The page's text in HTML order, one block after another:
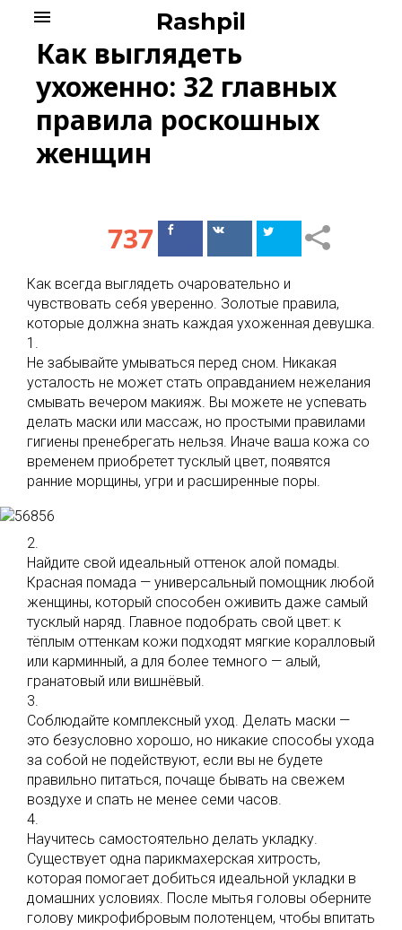
content
Rashpil
menu
Как выглядеть
ухоженно: 32 главных
правила роскошных
женщин
737
ПоделитьсяПоделиться
Как всегда выглядеть очаровательно и
чувствовать себя уверенно. Золотые правила,
которые должна знать каждая ухоженная девушка.
1.
Не забывайте умываться перед сном. Никакая
усталость не может стать оправданием нежелания
смывать вечером макияж. Вы можете не успевать
делать маски или массаж, но простыми правилами
гигиены пренебрегать нельзя. Иначе ваша кожа со
временем приобретет тусклый цвет, появятся
ранние морщины, угри и расширенные поры.
2.
Найдите свой идеальный оттенок алой помады.
Красная помада — универсальный помощник любой
женщины, который способен оживить даже самый
тусклый наряд. Главное подобрать свой цвет: к
тёплым оттенкам кожи подходят мягкие коралловый
или карминный, а для более темного — алый,
гранатовый или вишнёвый.
3.
Соблюдайте комплексный уход. Делать маски —
это безусловно хорошо, но никакие способы ухода
за собой не подействуют, если вы не будете
правильно питаться, почаще бывать на свежем
воздухе и спать не менее семи часов.
4.
Научитесь самостоятельно делать укладку.
Существует одна парикмахерская хитрость,
которая помогает добиться идеальной укладки в
домашних условиях. После мытья головы оберните
голову микрофибровым полотенцем, чтобы впитать